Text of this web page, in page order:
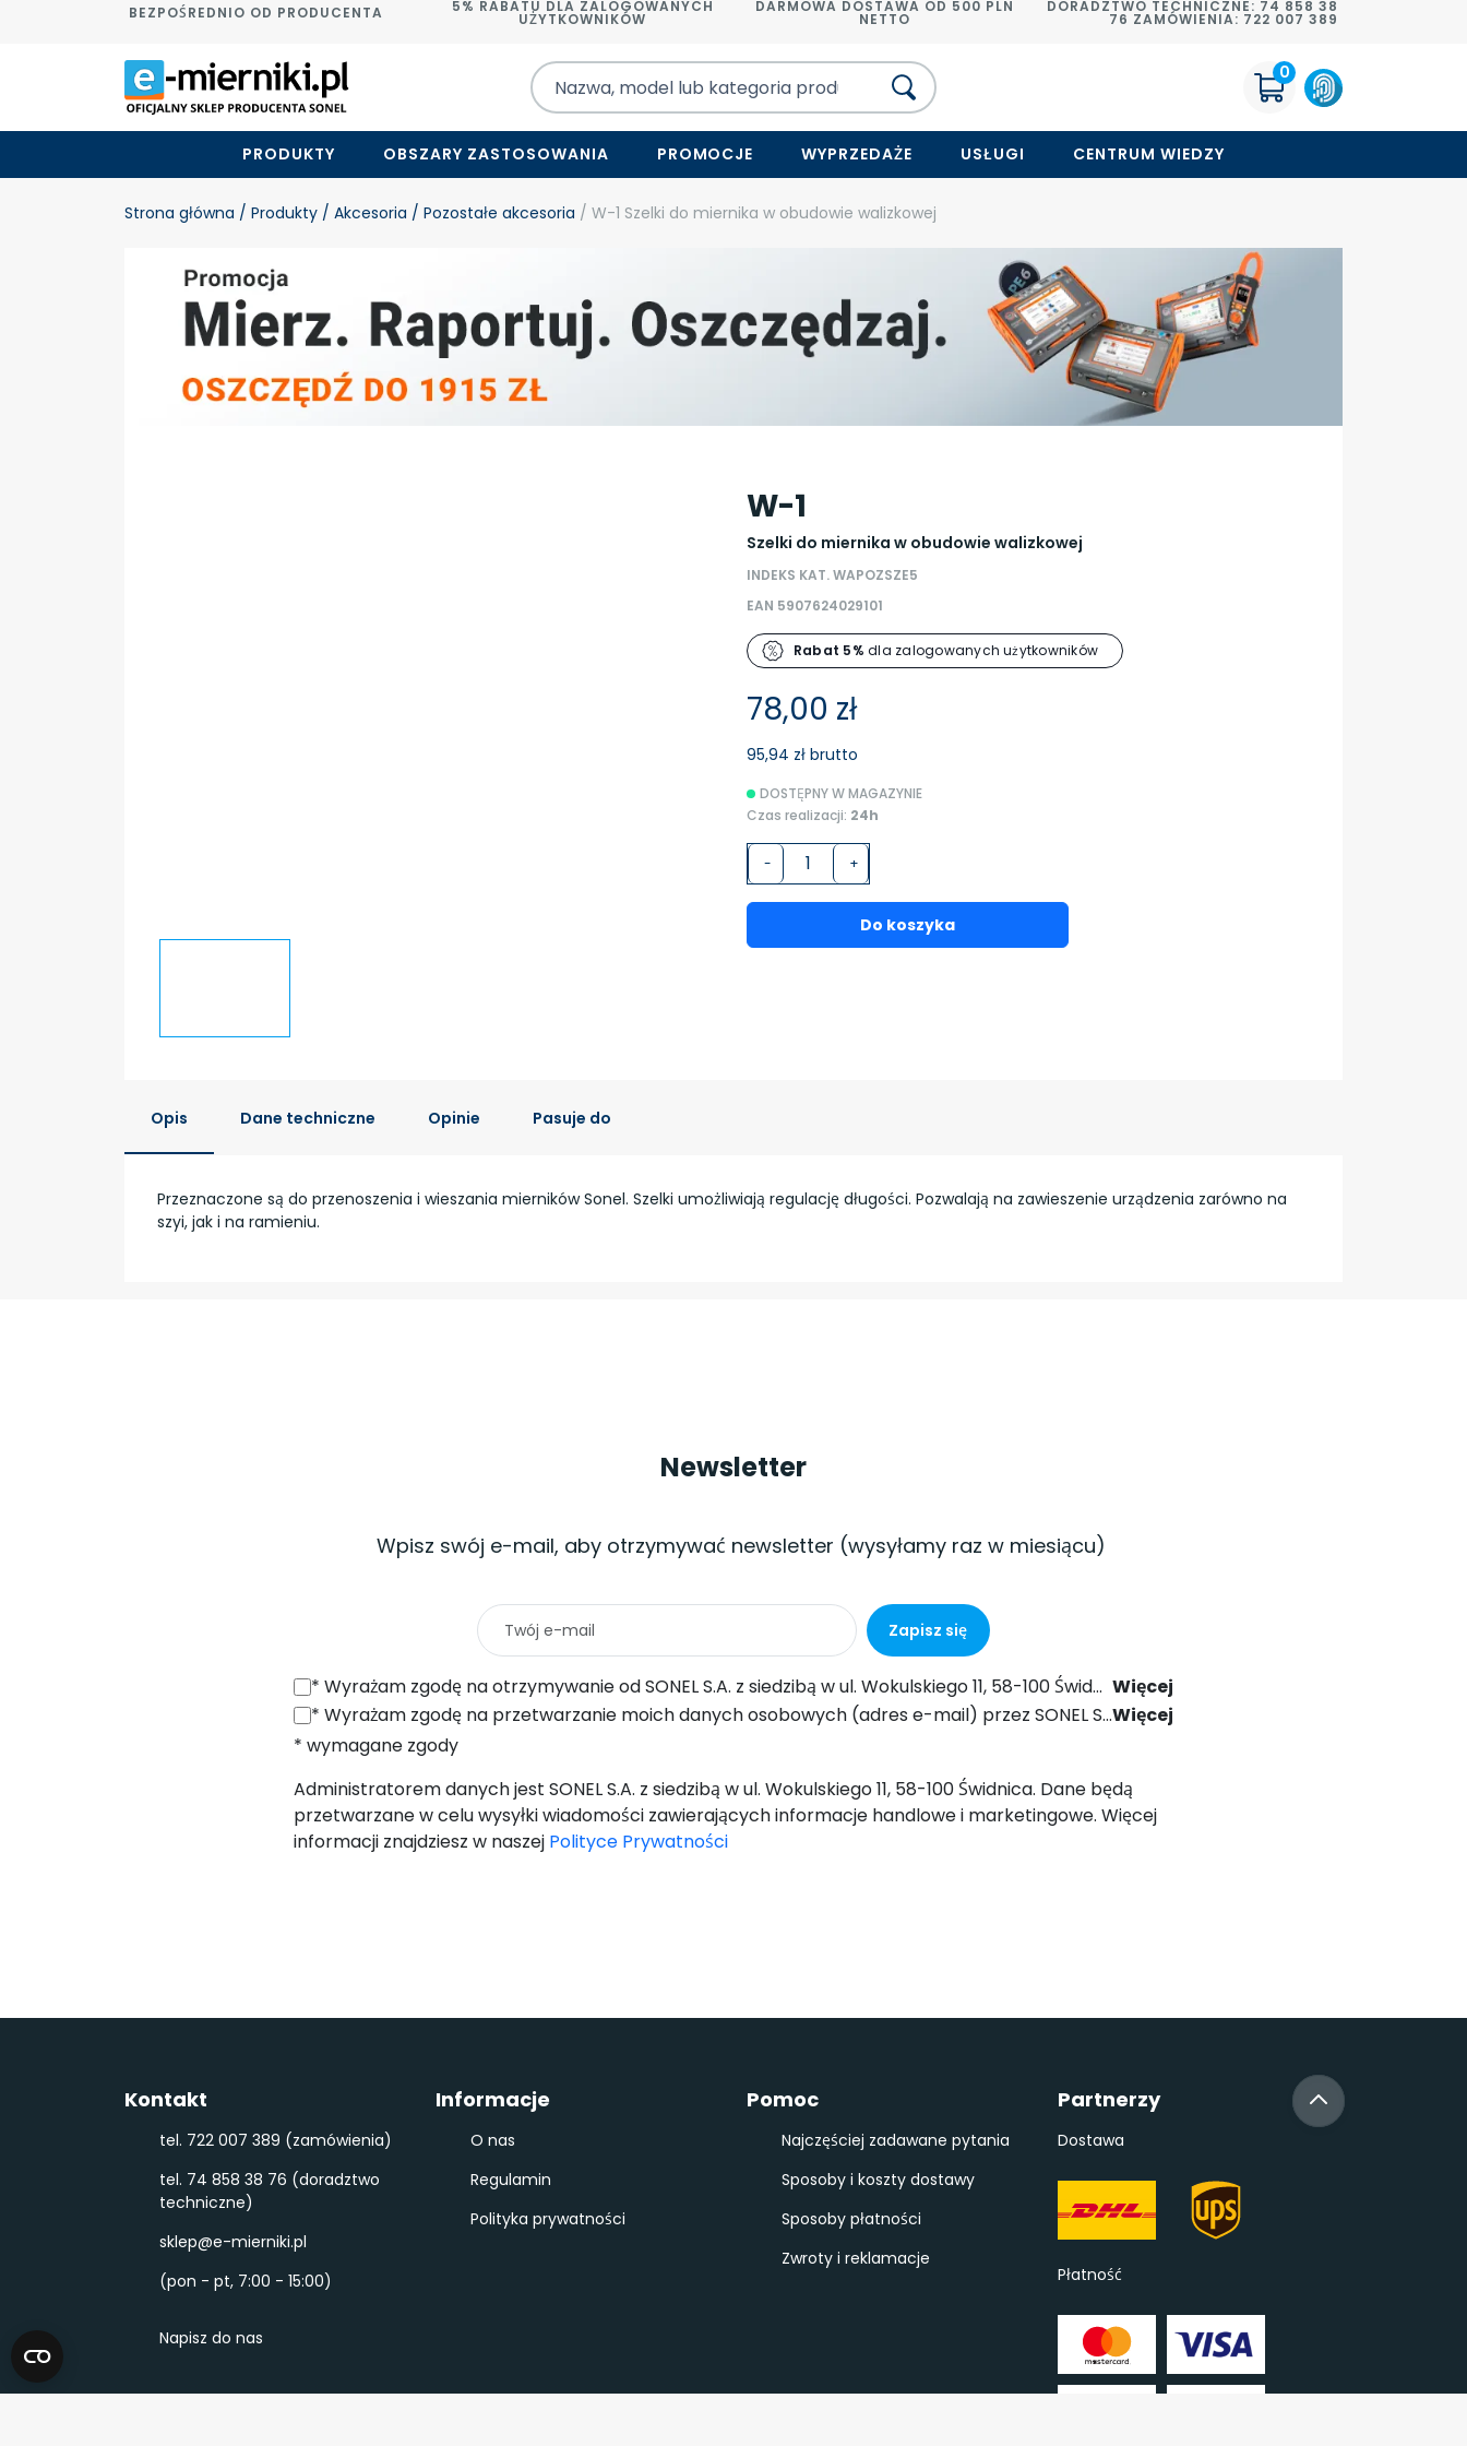
BEZPOŚREDNIO OD PRODUCENTA 5% RABATU DLA ZALOGOWANYCH
UŻYTKOWNIKÓW
DARMOWA DOSTAWA OD 500 PLN
NETTO
DORADZTWO TECHNICZNE: 74 858 38
76 ZAMÓWIENIA: 722 007 389
0
PRODUKTY OBSZARY ZASTOSOWANIA PROMOCJE WYPRZEDAŻE USŁUGI CENTRUM WIEDZY
Strona główna / Produkty / Akcesoria / Pozostałe akcesoria / W-1 Szelki do miernika w obudowie walizkowej
W-1
Szelki do miernika w obudowie walizkowej
INDEKS KAT. WAPOZSZE5
EAN 5907624029101
Rabat 5% dla zalogowanych użytkowników
78,00 zł
95,94 zł brutto
DOSTĘPNY W MAGAZYNIE
Czas realizacji: 24h
- +
Do koszyka
Opis Dane techniczne Opinie Pasuje do
Przeznaczone są do przenoszenia i wieszania mierników Sonel. Szelki umożliwiają regulację długości. Pozwalają na zawieszenie urządzenia zarówno na
szyi, jak i na ramieniu.
Newsletter
Wpisz swój e-mail, aby otrzymywać newsletter (wysyłamy raz w miesiącu)
Zapisz się
* Wyrażam zgodę na otrzymywanie od SONEL S.A. z siedzibą w ul. Wokulskiego 11, 58-100 Świdnica informacji handlowych drogą elektroniczną (na podany adres e-mail) w celach marketingowych, zgodnie z art. 398 ustawy z dnia 12 lipca 2024 r. Prawo Komunikacji Elektronicznej.
Więcej
* Wyrażam zgodę na przetwarzanie moich danych osobowych (adres e-mail) przez SONEL S.A. z siedzibą w ul. Wokulskiego 11, 58-100 Świdnica, w celu wysyłki newslettera zawierającego informacje handlowe i marketingowe, zgodnie z art. 6 ust. 1 lit. a) Ogólnego Rozporządzenia o Ochronie Danych (RODO). Więcej
* wymagane zgody
Administratorem danych jest SONEL S.A. z siedzibą w ul. Wokulskiego 11, 58-100 Świdnica. Dane będą
przetwarzane w celu wysyłki wiadomości zawierających informacje handlowe i marketingowe. Więcej
informacji znajdziesz w naszej Polityce Prywatności
Kontakt
tel. 722 007 389 (zamówienia)
tel. 74 858 38 76 (doradztwo
techniczne)
sklep@e-mierniki.pl
(pon - pt, 7:00 - 15:00)
Napisz do nas
Informacje
O nas
Regulamin
Polityka prywatności
Pomoc
Najczęściej zadawane pytania
Sposoby i koszty dostawy
Sposoby płatności
Zwroty i reklamacje
Partnerzy
Dostawa
Płatność